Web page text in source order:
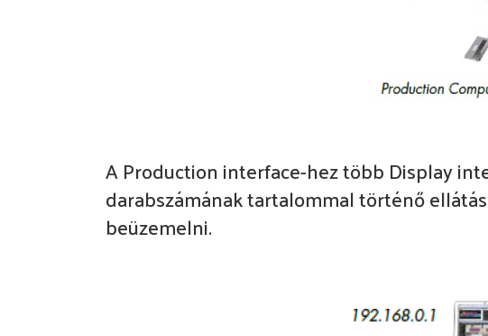
A Production interface-hez több Display
darabszámának tartalommal történő
beüzemelni.